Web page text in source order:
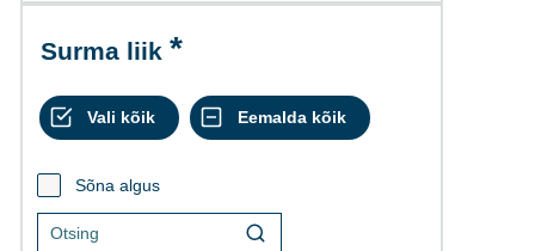
Surma liik
Sõna algus